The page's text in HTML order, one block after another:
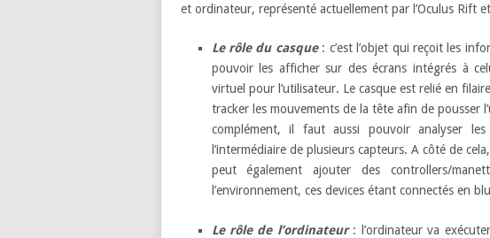
et ordinateur, représenté actuellement par l’Oculus Rift et
Le rôle du casque: c’est l’objet qui reçoit les
pouvoir les afficher sur des écrans intégrés à
virtuel pour l’utilisateur. Le casque est relié en
tracker les mouvements de la tête afin de pousser
complément, il faut aussi pouvoir analyser
l’intermédiaire de plusieurs capteurs. A côté de
peut également ajouter des controllers/
l’environnement, ces devices étant connectés en
Le rôle de l’ordinateur: l’ordinateur va